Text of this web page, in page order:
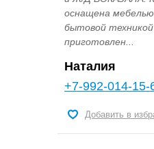
оснащена
бытовой техникой
приготовлен...
Наталия
+7-992-014-15-
Добавить в